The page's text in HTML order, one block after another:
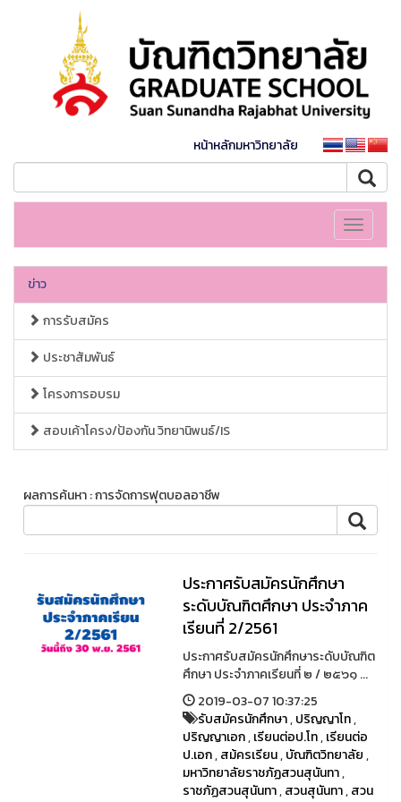
หน้าหลักมหาวิทยาลัย
Toggle
ข่าว
การรับสมัคร
ประชาสัมพันธ์
โครงการอบรม
สอบเค้าโครง/ป้องกัน วิทยานิพนธ์/IS
ผลการค้นหา : การจัดการฟุตบอลอาชีพ
ประกาศรับสมัครนักศึกษา
ระดับบัณฑิตศึกษา ประจำภาค
เรียนที่ 2/2561
ประกาศรับสมัครนักศึกษาระดับบัณฑิต
ศึกษา ประจำภาคเรียนที่ ๒ / ๒๕๖๑ ...
2019-03-07 10:37:25
รับสมัครนักศึกษา,ปริญญาโท,
ปริญญาเอก,เรียนต่อป.โท,เรียนต่อ
ป.เอก,สม้ครเรียน,บัณฑิตวิทยาลัย,
มหาวิทยาลัยราชภัฏสวนสุนันทา,
ราชภัฏสวนสุนันทา,สวนสุนันทา,สวน